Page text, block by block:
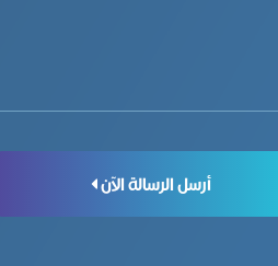
أرسل الرسالة الآن